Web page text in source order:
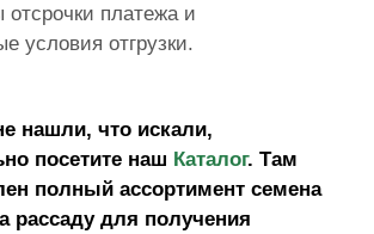
отсрочки платежа и
условия отгрузки.
нашли, что искали,
посетите наш Каталог. Там
полный ассортимент семена
рассаду для получения